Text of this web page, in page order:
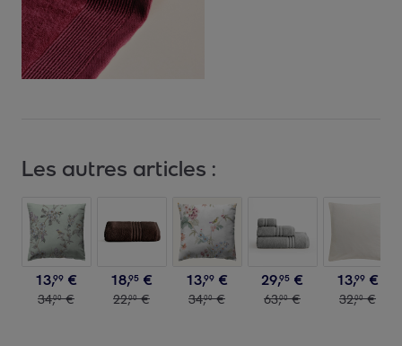
Les autres articles :
13,99 €
34,00 €
18,95 €
22,00 €
13,99 €
34,00 €
29,95 €
63,00 €
13,99 €
32,00 €